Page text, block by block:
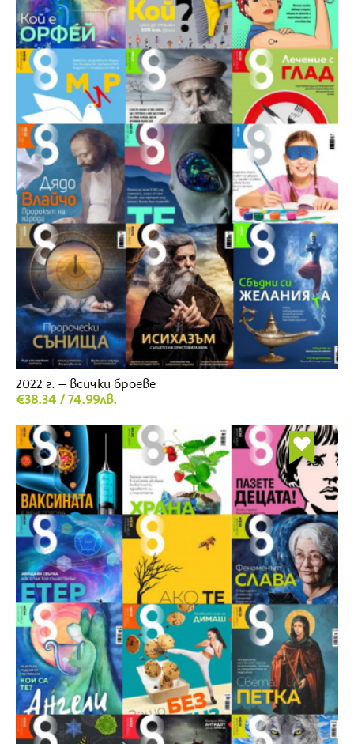
2022 г. – всички броеве
€38.34 / 74.99лв.